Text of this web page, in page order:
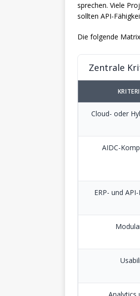
sprechen. Viele
sollten API-
Die folgende
Zentrale
Cloud- oder
AIDC-
ERP- und